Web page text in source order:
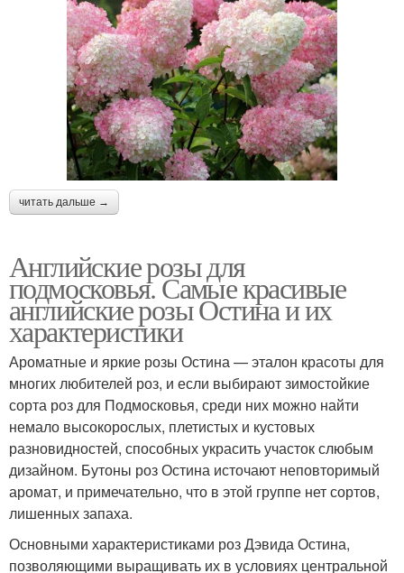
читать дальше →
Английские розы для
подмосковья. Самые красивые
английские розы Остина и их
характеристики
Ароматные и яркие розы Остина — эталон красоты для
многих любителей роз, и если выбирают зимостойкие
сорта роз для Подмосковья, среди них можно найти
немало высокорослых, плетистых и кустовых
разновидностей, способных украсить участок слюбым
дизайном. Бутоны роз Остина источают неповторимый
аромат, и примечательно, что в этой группе нет сортов,
лишенных запаха.
Основными характеристиками роз Дэвида Остина,
позволяющими выращивать их в условиях центральной